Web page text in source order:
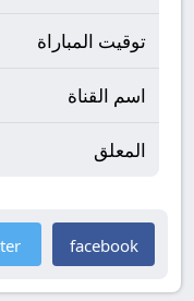
توقيت المباراة
اسم القناة
المعلق
facebook